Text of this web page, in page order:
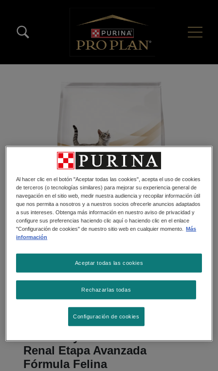
PURINA® PRO PLAN®
Veterinary Diets NF Función
Renal Etapa Avanzada
Fórmula Felina
Al hacer clic en el botón "Aceptar todas las cookies", acepta el uso de cookies
de terceros (o tecnologías similares) para mejorar su experiencia general de
navegación en el sitio web, medir nuestra audiencia y recopilar información útil
que nos permita a nosotros y a nuestros socios ofrecerle anuncios adaptados
a sus intereses. Obtenga más información en nuestro aviso de privacidad y
configure sus preferencias haciendo clic aquí o haciendo clic en el enlace
"Configuración de cookies" de nuestro sitio web en cualquier momento.
Más
información
Rechazarlas todas
Aceptar todas las cookies
Configuración de cookies